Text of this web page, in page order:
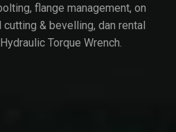
flange management, on
& bevelling, dan rental
Torque Wrench.